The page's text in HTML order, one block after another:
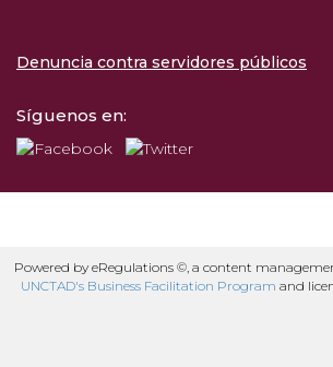
Denuncia contra servidores públicos
Síguenos en:
Powered by eRegulations ©, a content
UNCTAD's Business Facilitation Program and